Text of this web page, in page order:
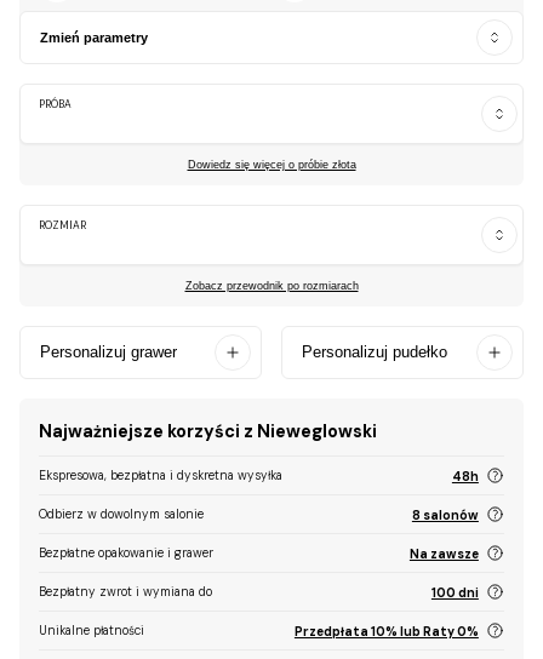
Zmień parametry
PRÓBA
Dowiedz się więcej o próbie złota
ROZMIAR
Zobacz przewodnik po rozmiarach
Personalizuj grawer Personalizuj pudełko
Najważniejsze korzyści z Nieweglowski
Ekspresowa, bezpłatna i dyskretna wysyłka 48h
Odbierz w dowolnym salonie 8 salonów
Bezpłatne opakowanie i grawer Na zawsze
Bezpłatny zwrot i wymiana do 100 dni
Unikalne płatności Przedpłata 10% lub Raty 0%